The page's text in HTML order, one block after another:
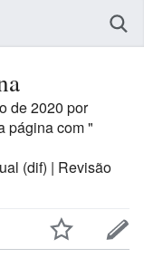
de 2020 por
página com "
(dif) | Revisão